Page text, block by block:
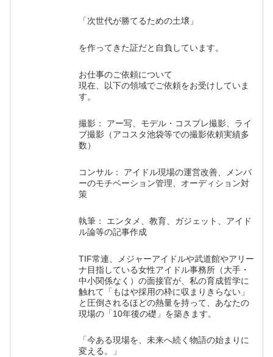
「次世代が勝てるための土壌」
を作ってきた証だと自負しています。
お仕事のご依頼について
現在、以下の領域でご依頼をお受けしていま
す。
撮影： アー写、モデル・コスプレ撮影、ライ
ブ撮影（アコスタ池袋等での撮影依頼実績多
数）
コンサル： アイドル現場の運営改善、メンバ
ーのモチベーション管理、オーディション対
策
執筆： エンタメ、教育、ガジェット、アイド
ル論等の記事作成
TIF常連、メジャーアイドルや武道館やアリー
ナ目指している女性アイドル事務所（大手・
中小関係なく）の面接官が、私の育成哲学に
触れて「もはや採用の枠に収まりきらない」
と圧倒されるほどの熱量を持って、あなたの
現場の「10年後の礎」を築きます。
「今ある現場を、未来へ続く物語の始まりに
変える。」